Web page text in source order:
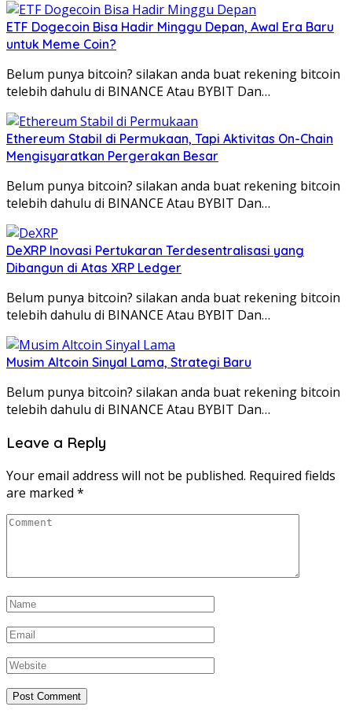
ETF Dogecoin Bisa Hadir Minggu Depan, Awal Era Baru
untuk Meme Coin?
Belum punya bitcoin? silakan anda buat rekening bitcoin
telebih dahulu di BINANCE Atau BYBIT Dan…
Ethereum Stabil di Permukaan, Tapi Aktivitas On-Chain
Mengisyaratkan Pergerakan Besar
Belum punya bitcoin? silakan anda buat rekening bitcoin
telebih dahulu di BINANCE Atau BYBIT Dan…
DeXRP Inovasi Pertukaran Terdesentralisasi yang
Dibangun di Atas XRP Ledger
Belum punya bitcoin? silakan anda buat rekening bitcoin
telebih dahulu di BINANCE Atau BYBIT Dan…
Musim Altcoin Sinyal Lama, Strategi Baru
Belum punya bitcoin? silakan anda buat rekening bitcoin
telebih dahulu di BINANCE Atau BYBIT Dan…
Leave a Reply
Your email address will not be published. Required fields
are marked *